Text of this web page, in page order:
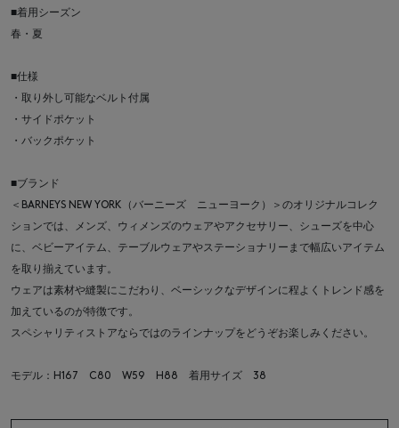
■着用シーズン
春・夏
■仕様
・取り外し可能なベルト付属
・サイドポケット
・バックポケット
■ブランド
＜BARNEYS NEW YORK（バーニーズ ニューヨーク）＞のオリジナルコレク
ションでは、メンズ、ウィメンズのウェアやアクセサリー、シューズを中心
に、ベビーアイテム、テーブルウェアやステーショナリーまで幅広いアイテム
を取り揃えています。
ウェアは素材や縫製にこだわり、ベーシックなデザインに程よくトレンド感を
加えているのが特徴です。
スペシャリティストアならではのラインナップをどうぞお楽しみください。
モデル：H167 C80 W59 H88 着用サイズ 38